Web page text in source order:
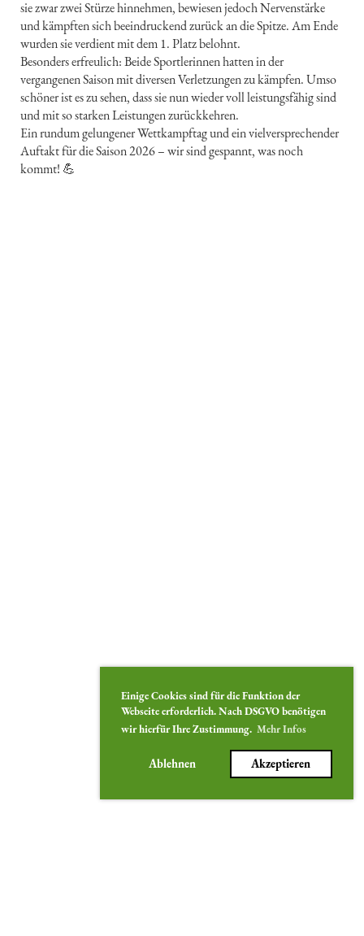
Einige Cookies sind für die Funktion der
Webseite erforderlich. Nach DSGVO benötigen
wir hierfür Ihre Zustimmung. Mehr Infos
Ablehnen Akzeptieren
sie zwar zwei Stürze hinnehmen, bewiesen jedoch Nervenstärke
und kämpften sich beeindruckend zurück an die Spitze. Am Ende
wurden sie verdient mit dem 1. Platz belohnt.
Besonders erfreulich: Beide Sportlerinnen hatten in der
vergangenen Saison mit diversen Verletzungen zu kämpfen. Umso
schöner ist es zu sehen, dass sie nun wieder voll leistungsfähig sind
und mit so starken Leistungen zurückkehren.
Ein rundum gelungener Wettkampftag und ein vielversprechender
Auftakt für die Saison 2026 – wir sind gespannt, was noch
kommt! 💪